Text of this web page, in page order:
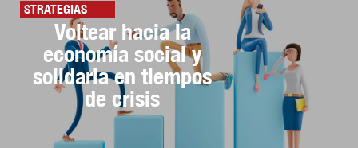
STRATEGIAS
Voltear hacia la
economía social y
solidaria en tiempos
de crisis